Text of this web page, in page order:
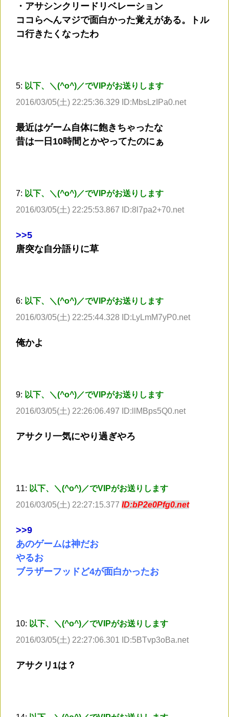
・アサシンクリードリベレーション
ココらへんマジで面白かった覚えがある。トル
コ行きたくなったわ
5: 以下、＼(^o^)／でVIPがお送りします
2016/03/05(土) 22:25:36.329 ID:MbsLzIPa0.net
最近はゲーム自体に飽きちゃったな
昔は一日10時間とかやってたのにぁ
7: 以下、＼(^o^)／でVIPがお送りします
2016/03/05(土) 22:25:53.867 ID:8l7pa2+70.net
>>5
唐突な自分語りに草
6: 以下、＼(^o^)／でVIPがお送りします
2016/03/05(土) 22:25:44.328 ID:LyLmM7yP0.net
俺かよ
9: 以下、＼(^o^)／でVIPがお送りします
2016/03/05(土) 22:26:06.497 ID:llMBps5Q0.net
アサクリ一気にやり過ぎやろ
11: 以下、＼(^o^)／でVIPがお送りします
2016/03/05(土) 22:27:15.377 ID:bP2e0Pfg0.net
>>9
あのゲームは神だお
やるお
ブラザーフッドど4が面白かったお
10: 以下、＼(^o^)／でVIPがお送りします
2016/03/05(土) 22:27:06.301 ID:5BTvp3oBa.net
アサクリ1は？